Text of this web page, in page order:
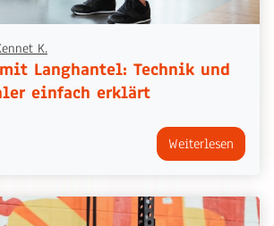
K.
Langhantel: Technik und
einfach erklärt
Weiterlesen